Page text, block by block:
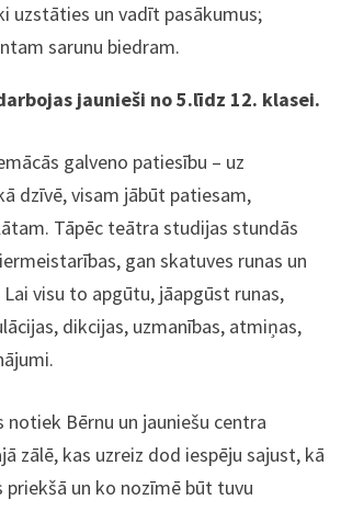
uzstāties un vadīt pasākumus;
sarunu biedram.
jaunieši no 5.līdz 12. klasei.
galveno patiesību – uz
dzīvē, visam jābūt patiesam,
Tāpēc teātra studijas stundās
gan skatuves runas un
visu to apgūtu, jāapgūst runas,
dikcijas, uzmanības, atmiņas,
notiek Bērnu un jauniešu centra
zālē, kas uzreiz dod iespēju sajust, kā
un ko nozīmē būt tuvu